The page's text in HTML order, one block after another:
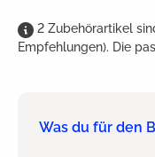
2 Zubehörartikel
Empfehlungen). Die
Was du für den